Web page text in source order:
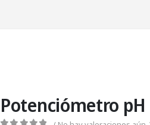
Potenciómetro